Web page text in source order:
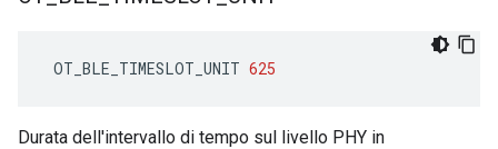
OT_BLE_TIMESLOT_UNIT 625
Durata dell'intervallo di tempo sul livello PHY in